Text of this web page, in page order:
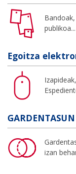
publikoa...
Egoitza
izan